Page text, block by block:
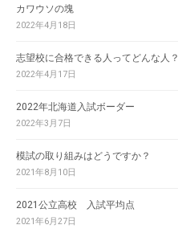
カワウソの塊
2022年4月18日
志望校に合格できる人ってどんな人？
2022年4月17日
2022年北海道入試ボーダー
2022年3月7日
模試の取り組みはどうですか？
2021年8月10日
2021公立高校 入試平均点
2021年6月27日